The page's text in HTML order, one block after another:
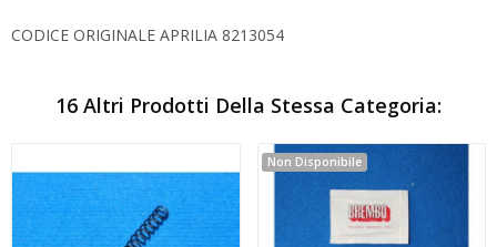
CODICE ORIGINALE APRILIA 8213054
16 Altri Prodotti Della Stessa Categoria:
Non Disponibile